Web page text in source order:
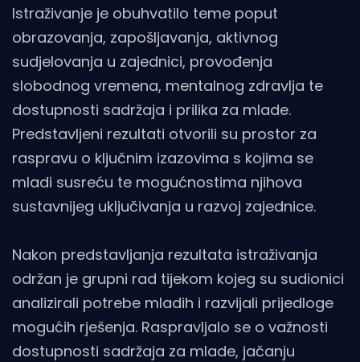
Istraživanje je obuhvatilo teme poput
obrazovanja, zapošljavanja, aktivnog
sudjelovanja u zajednici, provođenja
slobodnog vremena, mentalnog zdravlja te
dostupnosti sadržaja i prilika za mlade.
Predstavljeni rezultati otvorili su prostor za
raspravu o ključnim izazovima s kojima se
mladi susreću te mogućnostima njihova
sustavnijeg uključivanja u razvoj zajednice.
Nakon predstavljanja rezultata istraživanja
održan je grupni rad tijekom kojeg su sudionici
analizirali potrebe mladih i razvijali prijedloge
mogućih rješenja. Raspravljalo se o važnosti
dostupnosti sadržaja za mlade, jačanju